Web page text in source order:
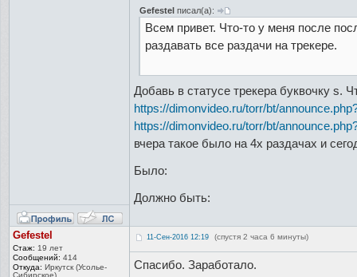
Gefestelписал(а):
Всем привет. Что-то у меня после
раздавать все раздачи на трекере.
Добавь в статусе трекера буквочку s.
https://dimonvideo.ru/torr/bt/
https://dimonvideo.ru/torr/bt/
вчера такое было на 4х раздачах и
Было:
Должно быть:
Gefestel
Стаж: 19 лет
Сообщений: 414
Откуда: Иркутск (Усолье-
Сибирское)
11-Сен-2016 12:19 (спустя 2 часа 6 минуты)
Спасибо. Заработало.